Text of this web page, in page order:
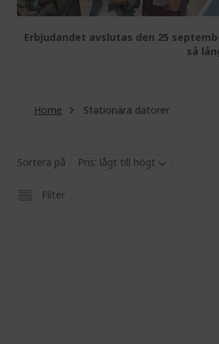
Erbjudandet avslutas den 25
så
Home Stationära datorer
Sortera på
Filter